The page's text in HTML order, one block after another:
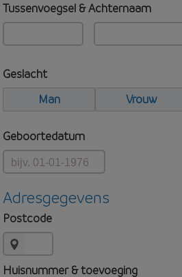
Tussenvoegsel & Achternaam
Geslacht
Man
Vrouw
Geboortedatum
Adresgegevens
Postcode
Huisnummer & toevoeging